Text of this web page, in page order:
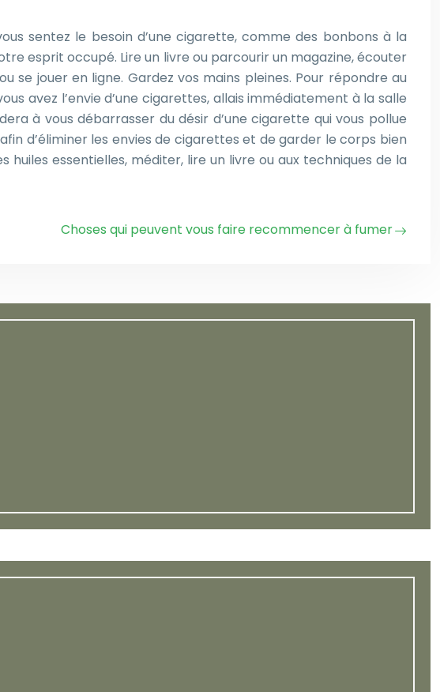
sentez le besoin d’une cigarette, comme des bonbons à la
esprit occupé. Lire un livre ou parcourir un magazine, écouter
jouer en ligne. Gardez vos mains pleines. Pour répondre au
avez l’envie d’une cigarettes, allais immédiatement à la salle
à vous débarrasser du désir d’une cigarette qui vous pollue
d’éliminer les envies de cigarettes et de garder le corps bien
essentielles, méditer, lire un livre ou aux techniques de la
Choses qui peuvent vous faire recommencer à fumer